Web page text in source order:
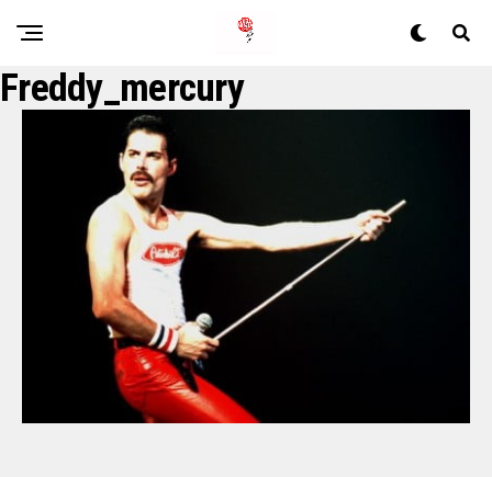
Freddy_mercury